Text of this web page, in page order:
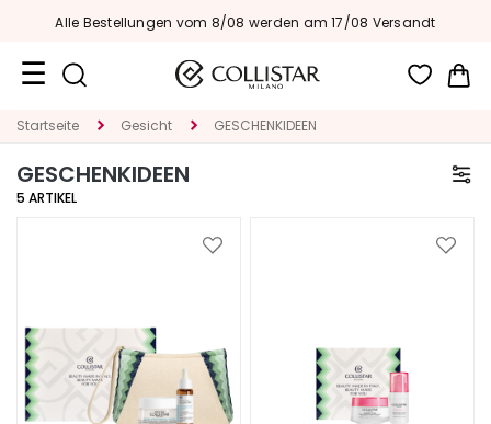
Alle Bestellungen vom 8/08 werden am 17/08 Versandt
Reiseformate
Neuheiten
E
G
O
R
Startseite Gesicht GESCHENKIDEEN
GESCHENKIDEEN
5 ARTIKEL
Zur
Zur